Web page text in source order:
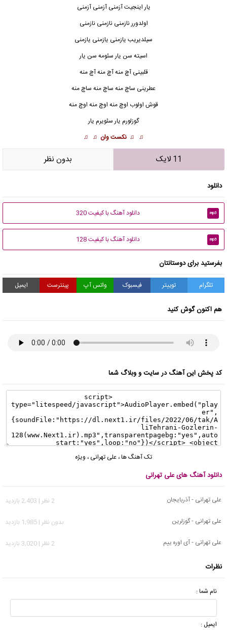
یار اینجیت آزمنی آزمنی آزمنی
اولدورر نازمنی نازمنی نازمنی
سیلدیریب یازمنی یازمنی یازمنی
اسیته سن یار سئومه سن یار
قلبینی آچ منه آچ منه آچ منه
عطرینی ساچ منه ساچ منه ساچ منه
قوش اولوب اوچ منه اوچ منه اوچ منه
گوزلورم یار سئویرم یار
♫ ♫ نکست وان ♫ ♫
11 لایک بدون نظر
دانلود
mp3 دانلود آهنگ با کیفیت 320
mp3 دانلود آهنگ با کیفیت 128
بفرستید برای دوستانتان
تلگرام توییتر فیسبوک واتس آپ پینترست ایمیل
هم اکنون گوش کنید
کد پخش این آهنگ در سایت و وبلاگ شما
تک آهنگ ها، علی تهرانی ، ویژه
دانلود آهنگ های علی تهرانی
علی تهرانی - آذربایجان
2 نظر | 2,403 بازدید
علی تهرانی - گوزلرین
بدون نظر | 1,985 بازدید
علی تهرانی - آی اوره ییم
2 نظر | 3,020 بازدید
نظرات
نام شما :
ایمیل :